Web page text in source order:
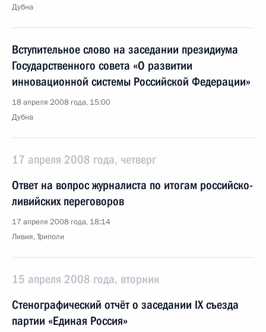
Дубна
Вступительное слово на заседании президиума
Государственного совета «О развитии
инновационной системы Российской Федерации»
18 апреля 2008 года, 15:00
Дубна
17 апреля 2008 года, четверг
Ответ на вопрос журналиста по итогам российско-
ливийских переговоров
17 апреля 2008 года, 18:14
Ливия, Триполи
15 апреля 2008 года, вторник
Стенографический отчёт о заседании IX съезда
партии «Единая Россия»